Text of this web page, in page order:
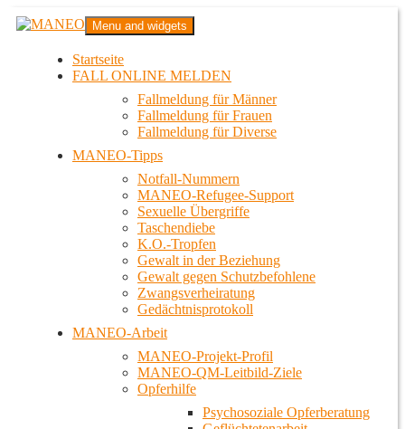
Zum
InhaltMANEO
Das schwule Anti-Gewalt-Projekt in Berlin
Menu and widgets
Startseite
FALL ONLINE MELDEN
Fallmeldung für Männer
Fallmeldung für Frauen
Fallmeldung für Diverse
MANEO-Tipps
Notfall-Nummern
MANEO-Refugee-Support
Sexuelle Übergriffe
Taschendiebe
K.O.-Tropfen
Gewalt in der Beziehung
Gewalt gegen Schutzbefohlene
Zwangsverheiratung
Gedächtnisprotokoll
MANEO-Arbeit
MANEO-Projekt-Profil
MANEO-QM-Leitbild-Ziele
Opferhilfe
Psychosoziale Opferberatung